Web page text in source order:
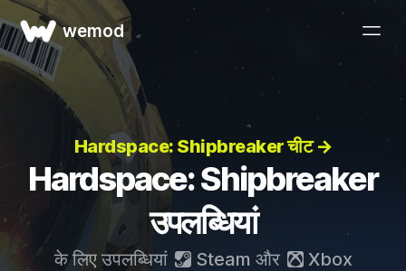
wemod
Hardspace: Shipbreaker चीट →
Hardspace: Shipbreaker
उपलब्धियां
के लिए उपलब्धियां Steam और Xbox